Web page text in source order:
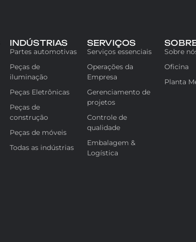
INDÚSTRIAS
Partes automotivas
Peças de
iluminação
Peças Eletrônicas
Peças de
construção
Peças de móveis
Todas as indústrias
SERVIÇOS
Serviços essenciais
Operações da
Empresa
Gerenciamento de
projetos
Controle de
qualidade
Embalagem &
Logística
Sobre
Oficina
Planta